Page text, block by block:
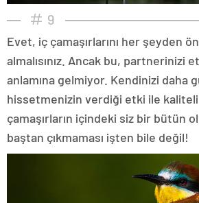
9
Evet, iç çamaşırlarını her şeyden
almalısınız. Ancak bu, partnerinizi
anlamına gelmiyor. Kendinizi daha
hissetmenizin verdiği etki ile
çamaşırların içindeki siz bir bütün
baştan çıkmaması işten bile değil!